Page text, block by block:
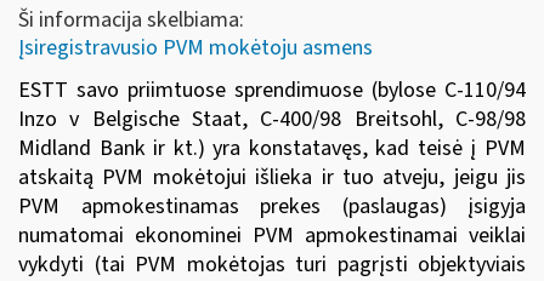
Ši informacija skelbiama:
Įsiregistravusio PVM mokėtoju asmens
ESTT savo priimtuose sprendimuose (bylose C-110/94
Inzo v Belgische Staat, C-400/98 Breitsohl, C-98/98
Midland Bank ir kt.) yra konstatavęs, kad teisė į PVM
atskaitą PVM mokėtojui išlieka ir tuo atveju, jeigu jis
PVM apmokestinamas prekes (paslaugas) įsigyja
numatomai ekonominei PVM apmokestinamai veiklai
vykdyti (tai PVM mokėtojas turi pagrįsti objektyviais